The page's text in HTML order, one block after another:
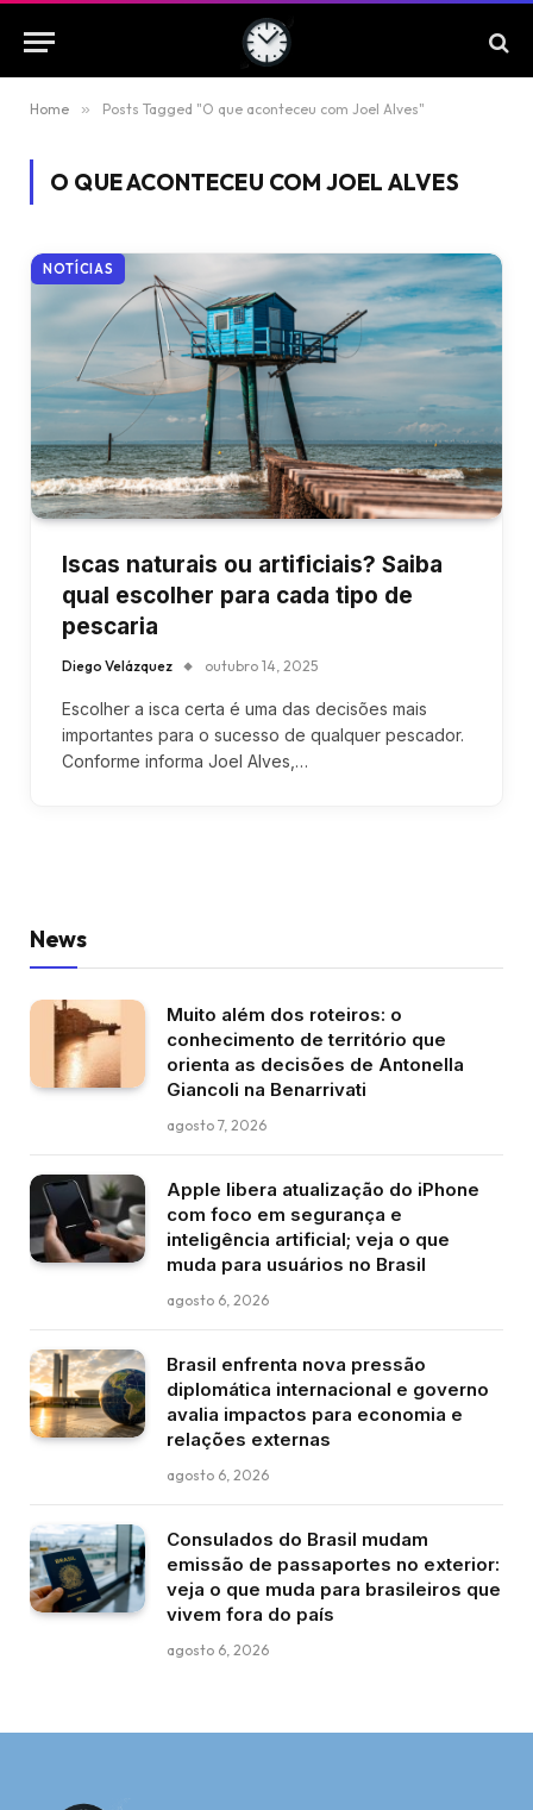
Home » Posts Tagged "O que aconteceu com Joel Alves"
O QUE ACONTECEU COM JOEL ALVES
NOTÍCIAS
Iscas naturais ou artificiais? Saiba
qual escolher para cada tipo de
pescaria
Diego Velázquez outubro 14, 2025
Escolher a isca certa é uma das decisões mais
importantes para o sucesso de qualquer pescador.
Conforme informa Joel Alves,…
News
Muito além dos roteiros: o
conhecimento de território que
orienta as decisões de Antonella
Giancoli na Benarrivati
agosto 7, 2026
Apple libera atualização do iPhone
com foco em segurança e
inteligência artificial; veja o que
muda para usuários no Brasil
agosto 6, 2026
Brasil enfrenta nova pressão
diplomática internacional e governo
avalia impactos para economia e
relações externas
agosto 6, 2026
Consulados do Brasil mudam
emissão de passaportes no exterior:
veja o que muda para brasileiros que
vivem fora do país
agosto 6, 2026